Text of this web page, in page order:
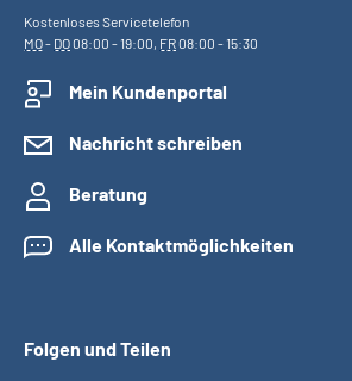
Kostenloses Servicetelefon
MO- DO08:00 - 19:00, FR08:00 - 15:30
Mein Kundenportal
Nachricht schreiben
Beratung
Alle Kontaktmöglichkeiten
Folgen und Teilen